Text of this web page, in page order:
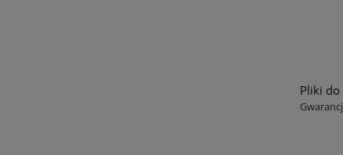
Pliki